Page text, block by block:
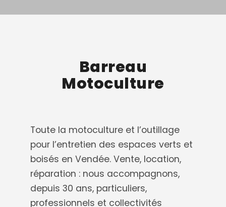
Barreau
Motoculture
Toute la motoculture et l’outillage
pour l’entretien des espaces verts et
boisés en Vendée. Vente, location,
réparation : nous accompagnons,
depuis 30 ans, particuliers,
professionnels et collectivités